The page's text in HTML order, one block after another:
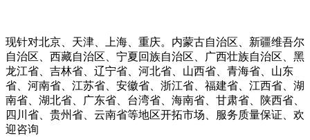
现针对北京、天津、上海、重庆。内蒙古自治区、新疆维吾尔
自治区、西藏自治区、宁夏回族自治区、广西壮族自治区、黑
龙江省、吉林省、辽宁省、河北省、山西省、青海省、山东
省、河南省、江苏省、安徽省、浙江省、福建省、江西省、湖
南省、湖北省、广东省、台湾省、海南省、甘肃省、陕西省、
四川省、贵州省、云南省等地区开拓市场、服务质量保证、欢
迎咨询